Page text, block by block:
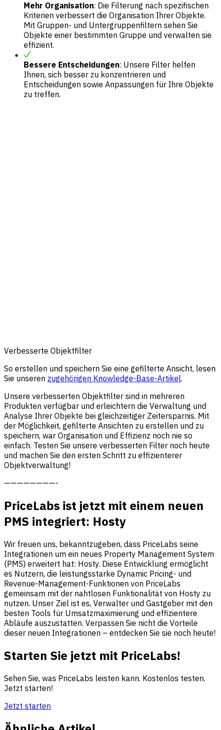
Mehr Organisation: Die Filterung nach spezifischen
Kriterien verbessert die Organisation Ihrer Objekte.
Mit Gruppen- und Untergruppenfiltern sehen Sie
Objekte einer bestimmten Gruppe und verwalten sie
effizient.
Bessere Entscheidungen: Unsere Filter helfen
Ihnen, sich besser zu konzentrieren und
Entscheidungen sowie Anpassungen für Ihre Objekte
zu treffen.
Verbesserte Objektfilter
So erstellen und speichern Sie eine gefilterte Ansicht, lesen
Sie unseren zugehörigen Knowledge-Base-Artikel.
Unsere verbesserten Objektfilter sind in mehreren
Produkten verfügbar und erleichtern die Verwaltung und
Analyse Ihrer Objekte bei gleichzeitiger Zeitersparnis. Mit
der Möglichkeit, gefilterte Ansichten zu erstellen und zu
speichern, war Organisation und Effizienz noch nie so
einfach. Testen Sie unsere verbesserten Filter noch heute
und machen Sie den ersten Schritt zu effizienterer
Objektverwaltung!
————————-
PriceLabs ist jetzt mit einem neuen
PMS integriert: Hosty
Wir freuen uns, bekanntzugeben, dass PriceLabs seine
Integrationen um ein neues Property Management System
(PMS) erweitert hat: Hosty. Diese Entwicklung ermöglicht
es Nutzern, die leistungsstarke Dynamic Pricing- und
Revenue-Management-Funktionen von PriceLabs
gemeinsam mit der nahtlosen Funktionalität von Hosty zu
nutzen. Unser Ziel ist es, Verwalter und Gastgeber mit den
besten Tools für Umsatzmaximierung und effizientere
Abläufe auszustatten. Verpassen Sie nicht die Vorteile
dieser neuen Integrationen – entdecken Sie sie noch heute!
Starten Sie jetzt mit PriceLabs!
Sehen Sie, was PriceLabs leisten kann. Kostenlos testen.
Jetzt starten!
Jetzt starten